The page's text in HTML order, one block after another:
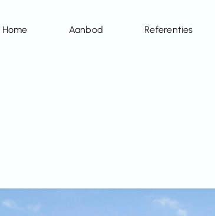
Home Aanbod Referenties